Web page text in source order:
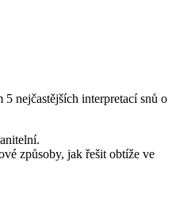
nejčastějších interpretací snů o
způsoby, jak řešit obtíže ve